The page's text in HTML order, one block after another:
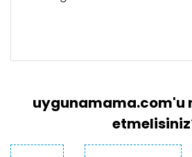
Bu ürüne ilk yorumu
Yorum Yaz
ve diğer konularda yetersiz
Ürün resmi kalitesiz, bozuk veya
görüntülenemiyor.
Ürün açıklamasında eksik
seçen müşterilerimiz
Mahallesi Sultansuyu
Dükkan: 32 Alemdağ
adresinden teslim almalıdır.
uygunamama.com'u